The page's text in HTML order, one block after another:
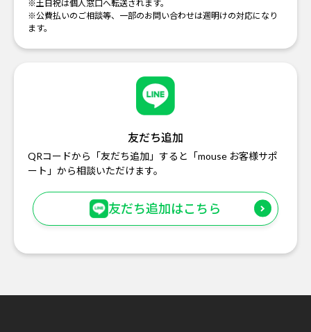
※土日祝は個人窓口へ転送されます。
※公費払いのご相談等、一部のお問い合わせは週明けの対応になり
ます。
友だち追加
QRコードから「友だち追加」すると「mouse お客様サポ
ート」から相談いただけます。
友だち追加はこちら